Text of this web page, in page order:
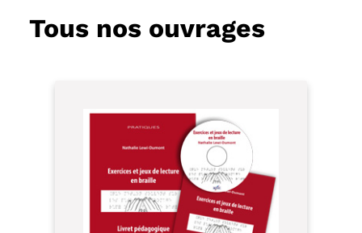
Tous nos ouvrages